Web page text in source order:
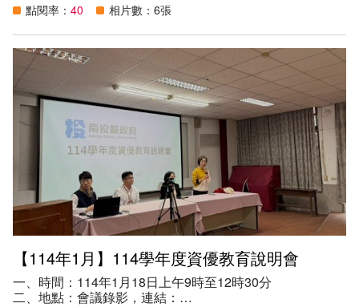
三、講師：張詩朋治療師
四、參加資格：
（一）本縣公私立學校教師、特教相關專業人員。
（二）服務本縣學校系統之專業人員。
（三）對此專題有興趣的教師、特教相關專業人員、專業人
員及家長。
五、目的：
（一）加強教師對特殊教育相關專業人員服務之認識。
（二）增進教師對身心障礙學生之介入與策略。
六、參與人數：17人。
點閱率： 40 相片數：6張
【114年1月】114學年度資優教育說明會
一、時間：114年1月18日上午9時至12時30分
二、地點：會議錄影，連結：